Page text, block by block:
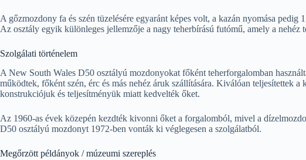
A gőzmozdony fa és szén tüzelésére egyaránt képes volt, a kazán nyomása
Az osztály egyik különleges jellemzője a nagy teherbírású futómű, amely a nehéz
Szolgálati történelem
A New South Wales D50 osztályú mozdonyokat főként teherforgalomban
működtek, főként szén, érc és más nehéz áruk szállítására. Kiválóan teljesítettek
konstrukciójuk és teljesítményük miatt kedvelték őket.
Az 1960-as évek közepén kezdték kivonni őket a forgalomból, mivel a
D50 osztályú mozdonyt 1972-ben vonták ki véglegesen a szolgálatból.
Megőrzött példányok / múzeumi szereplés